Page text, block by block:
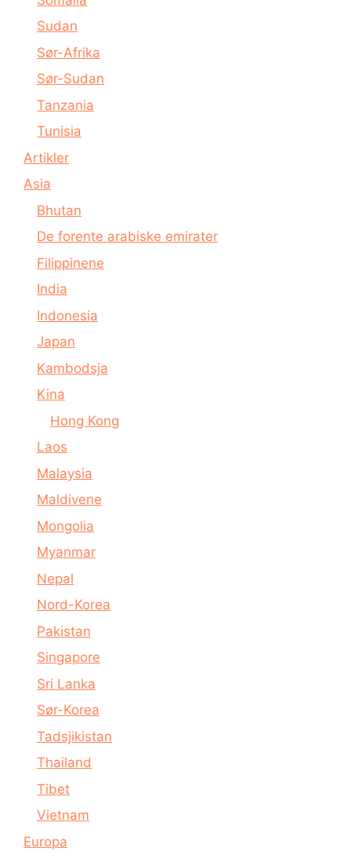
Sudan
Sør-Afrika
Sør-Sudan
Tanzania
Tunisia
Artikler
Asia
Bhutan
De forente arabiske emirater
Filippinene
India
Indonesia
Japan
Kambodsja
Kina
Hong Kong
Laos
Malaysia
Maldivene
Mongolia
Myanmar
Nepal
Nord-Korea
Pakistan
Singapore
Sri Lanka
Sør-Korea
Tadsjikistan
Thailand
Tibet
Vietnam
Europa